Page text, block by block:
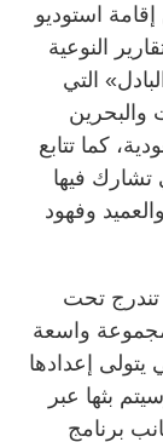
استوديو
النوعية
التي
والبحرين
كما تتابع
تشارك فيها
وفهود
تندرج تحت
واسعة
يتولى إعدادها
بثها عبر
برنامج